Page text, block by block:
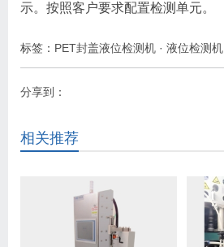
示。按照客户要求配置检测单元。
标签： PET封盖液位检测机 · 液位检测机
分享到：
相关推荐